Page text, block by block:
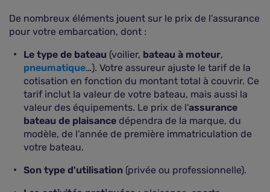
De nombreux éléments jouent sur le prix de l'assurance
pour votre embarcation, dont :
Le type de bateau (voilier, bateau à moteur,
pneumatique…). Votre assureur ajuste le tarif de la
cotisation en fonction du montant total à couvrir. Ce
tarif inclut la valeur de votre bateau, mais aussi la
valeur des équipements. Le prix de l'assurance
bateau de plaisance dépendra de la marque, du
modèle, de l'année de première immatriculation de
votre bateau.
Son type d'utilisation (privée ou professionnelle).